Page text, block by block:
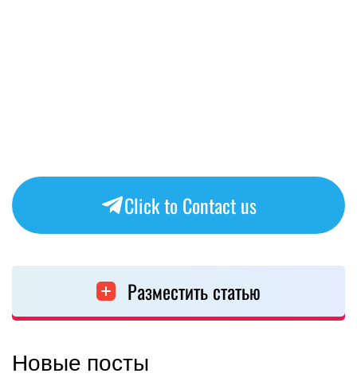
Click to Contact us
Разместить статью
Новые посты